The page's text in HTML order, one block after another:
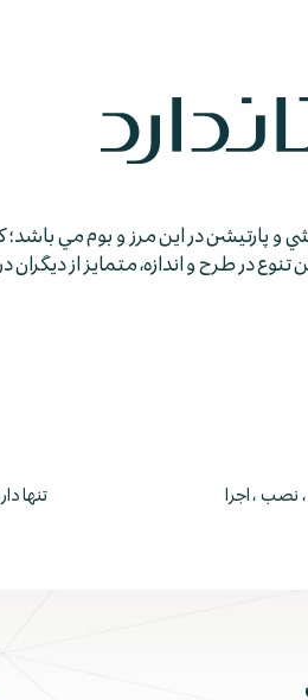
و پارتيشن در اين مرز و بوم مي باشد؛
طرح و اندازه، متمايز از ديگران
نصب ، اجرا تنها